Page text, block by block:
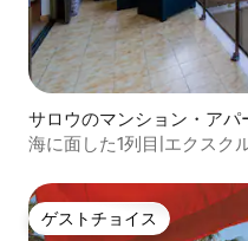
サロウのマンション・アパ
海に面した1列目|エクスク
ゲストチョイス
ゲストチョイス